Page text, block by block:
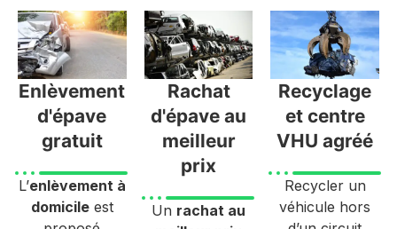
Enlèvement
d'épave
gratuit
L’enlèvement à
domicileest
Rachat
d'épave au
meilleur
prix
Un rachat au
Recyclage
et centre
VHU agréé
Recycler un
véhicule hors